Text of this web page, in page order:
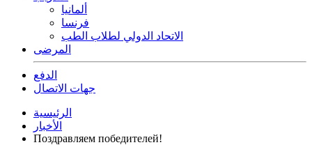
ألمانيا
فرنسا
الاتحاد الدولي لطلاب الطب
المرضى
الدفع
جهات الاتصال
الرئيسية
الأخبار
Поздравляем победителей!